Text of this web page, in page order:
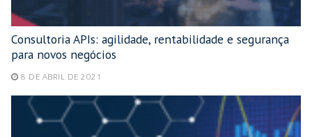
Consultoria APIs: agilidade, rentabilidade e segurança
para novos negócios
8 DE ABRIL DE 2021